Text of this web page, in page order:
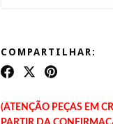
COMPARTILHAR:
(ATENÇÃO PEÇAS EM